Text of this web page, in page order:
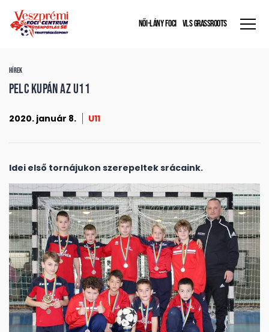
NŐI-LÁNY FOCI VLS GRASSROOTS
HÍREK
PELC kupán az U11
2020. január 8. U11
Idei első tornájukon szerepeltek srácaink.